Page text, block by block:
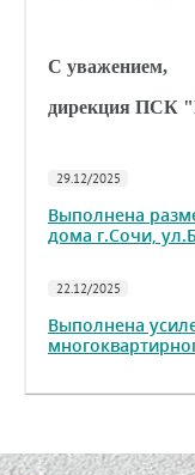
С уважением,
дирекция ПСК
29.12/2025
Выполнена
дома г.Сочи,
22.12/2025
Выполнена